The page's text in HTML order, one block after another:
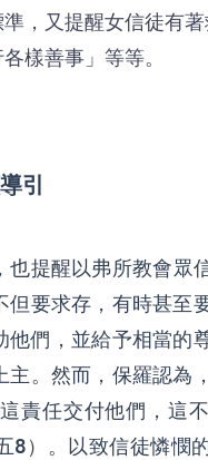
，又提醒女信徒有
樣善事」等等。
引
提醒以弗所教會眾
要求存，有時甚至
們，並給予相當的
。然而，保羅認為
責任交付他們，這
8）。以致信徒憐憫